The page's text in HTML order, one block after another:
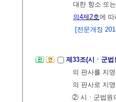
대한 항소 또
의4제2호에
[전문개정
제33조(시ㆍ군
의 판사를 지
의 판사로 지
② 시ㆍ군법원